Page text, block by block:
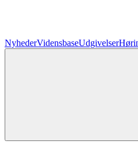
NyhederVidensbaseUdgivelser